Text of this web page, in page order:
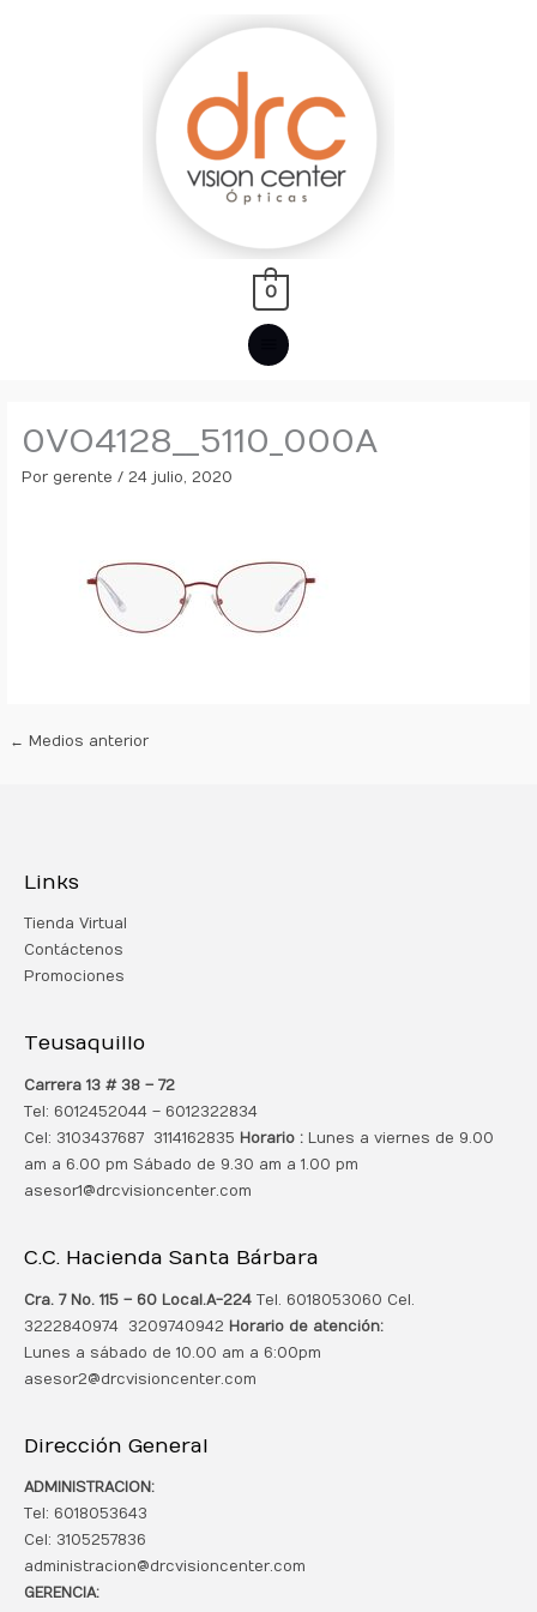
MENÚ
PRINCIPAL
0
0VO4128__5110_000A
Por gerente/24 julio, 2020
← Medios anterior
Links
Tienda Virtual
Contáctenos
Promociones
Teusaquillo
Carrera 13 # 38 – 72
Tel: 6012452044 – 6012322834
Cel: 3103437687 3114162835 Horario : Lunes a viernes de 9.00
am a 6.00 pm Sábado de 9.30 am a 1.00 pm
asesor1@drcvisioncenter.com
C.C. Hacienda Santa Bárbara
Cra. 7 No. 115 – 60 Local.A-224 Tel. 6018053060 Cel.
3222840974 3209740942 Horario de atención:
Lunes a sábado de 10.00 am a 6:00pm
asesor2@drcvisioncenter.com
Dirección General
ADMINISTRACION:
Tel: 6018053643
Cel: 3105257836
administracion@drcvisioncenter.com
GERENCIA: